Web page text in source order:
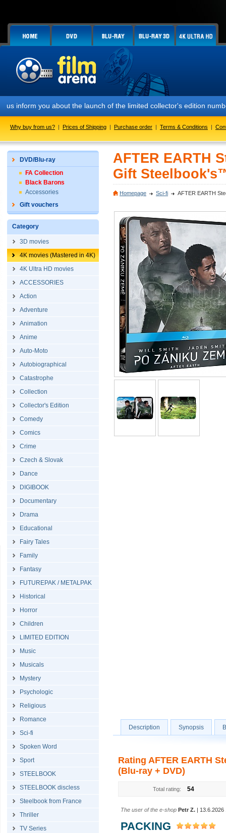
about the launch of the limited collector's edition numbered FAC
Why buy from us? | Prices of Shipping | Purchase order | Terms & Conditions |
DVD/Blu-ray
FA Collection
Black Barons
Accessories
Gift vouchers
Category
3D movies
4K movies (Mastered in 4K)
4K Ultra HD movies
ACCESSORIES
Action
Adventure
Animation
Anime
Auto-Moto
Autobiographical
Catastrophe
Collection
Collector's Edition
Comedy
Comics
Crime
Czech & Slovak
Dance
DIGIBOOK
Documentary
Drama
Educational
Fairy Tales
Family
Fantasy
FUTUREPAK / METALPAK
Historical
Horror
Children
LIMITED EDITION
Music
Musicals
Mystery
Psychologic
Religious
Romance
Sci-fi
Spoken Word
Sport
STEELBOOK
STEELBOOK discless
Steelbook from France
Thriller
TV Series
AFTER EARTH
Gift
Homepage Sci-fi AFTER EARTH
Description Synopsis
Rating AFTER EARTH
(Blu-ray + DVD)
Total rating: 54
The user of the e-shop Petr Z. | 13.6.2026
PACKING